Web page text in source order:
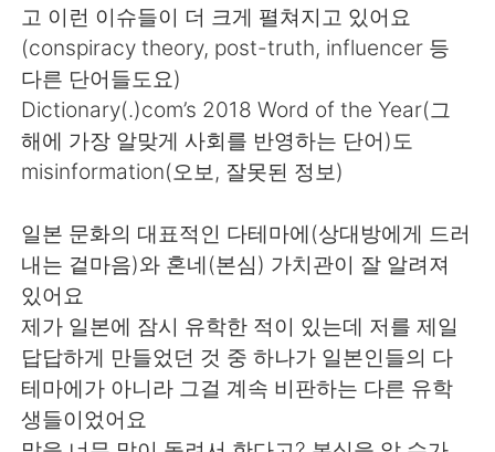
Português
고 이런 이슈들이 더 크게 펼쳐지고 있어요
(conspiracy theory, post-truth, influencer 등
다른 단어들도요)
Dictionary(.)com’s 2018 Word of the Year(그
해에 가장 알맞게 사회를 반영하는 단어)도
misinformation(오보, 잘못된 정보)
일본 문화의 대표적인 다테마에(상대방에게 드러
내는 겉마음)와 혼네(본심) 가치관이 잘 알려져
있어요
제가 일본에 잠시 유학한 적이 있는데 저를 제일
답답하게 만들었던 것 중 하나가 일본인들의 다
테마에가 아니라 그걸 계속 비판하는 다른 유학
생들이었어요